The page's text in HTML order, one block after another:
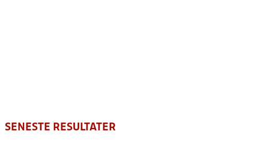
SENESTE RESULTATER